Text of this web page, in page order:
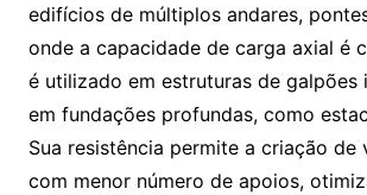
edifícios de múltiplos andares,
onde a capacidade de carga axial é
é utilizado em estruturas de galpões
em fundações profundas, como
Sua resistência permite a criação de
com menor número de apoios,